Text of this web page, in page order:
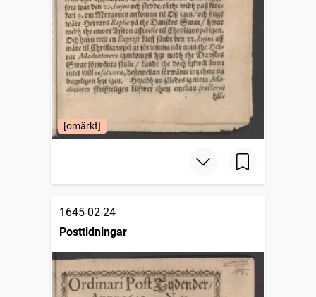
[omärkt]
1645-02-24
Posttidningar